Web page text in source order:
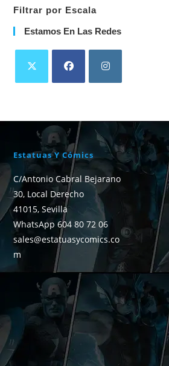
Filtrar por Escala
Estamos En Las Redes
Estatuas Y Cómics
C/Antonio Cabral Bejarano
30, Local Derecho
41015, Sevilla
WhatsApp 604 80 72 06
sales@estatuasycomics.co
m